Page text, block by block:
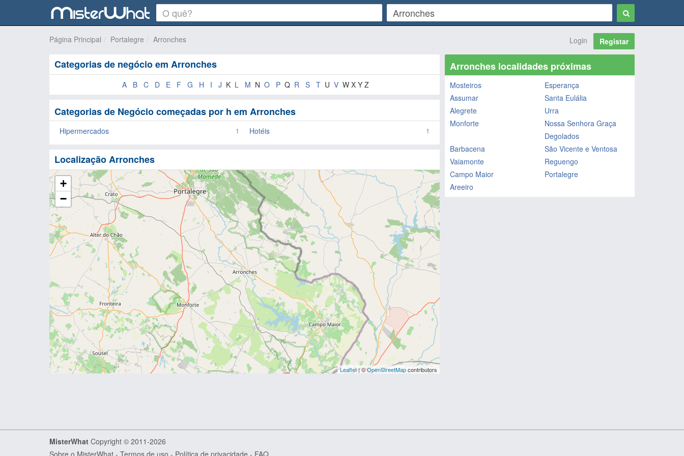
Página Principal Portalegre Arronches Login Registar
Categorias de negócio em Arronches
A B C D E F G H I J K L M N O P Q R S T U V W X Y Z
Categorias de Negócio começadas por h em Arronches
Hipermercados 1 Hotéis 1
Localização Arronches
+
−
Leaflet| ©OpenStreetMapcontributors
Arronches localidades próximas
Mosteiros
Esperança
Assumar
Santa Eulália
Alegrete
Urra
Monforte
Nossa Senhora Graça
Degolados
Barbacena
São Vicente e Ventosa
Vaiamonte
Reguengo
Campo Maior
Portalegre
Areeiro
MisterWhat Copyright © 2011-2026
Sobre o MisterWhat - Termos de uso - Política de privacidade - FAQ